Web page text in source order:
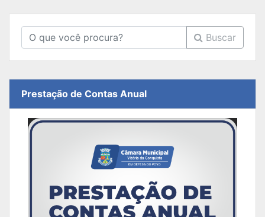
Buscar
Prestação de Contas Anual